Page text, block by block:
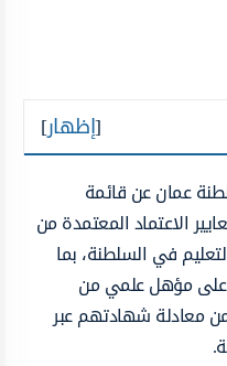
[إظهار]
عمان عن قائمة
الاعتماد المعتمدة من
في السلطنة، بما
على مؤهل علمي من
معادلة شهادتهم عبر